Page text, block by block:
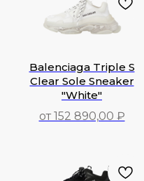
Balenciaga Triple S
Clear Sole Sneaker
"White"
от 152 890,00 ₽